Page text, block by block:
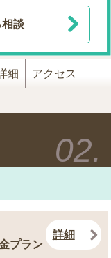
談
細 アクセス
プラン
詳細